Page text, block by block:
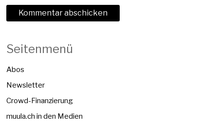
Seitenmenü
Abos
Newsletter
Crowd-Finanzierung
muula.ch in den Medien